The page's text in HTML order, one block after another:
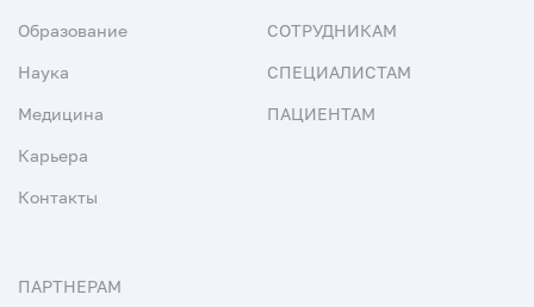
Образование
Наука
Медицина
Карьера
Контакты
СОТРУДНИКАМ
СПЕЦИАЛИСТАМ
ПАЦИЕНТАМ
ПАРТНЕРАМ